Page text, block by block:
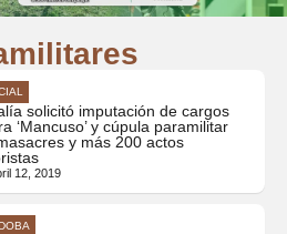
solicitó imputación de cargos
‘Mancuso’ y cúpula paramilitar
y más 200 actos
12, 2019